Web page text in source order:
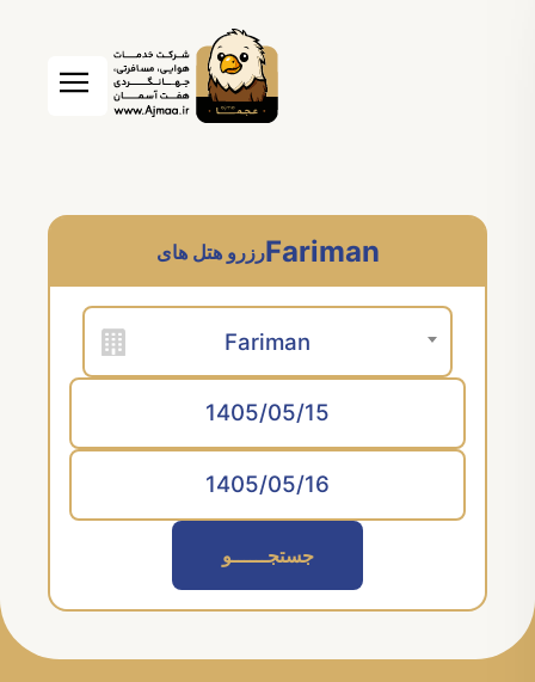
Farimanرزرو هتل های
Fariman
جستجــــــو